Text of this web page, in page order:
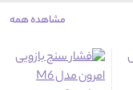
مشاهده همه